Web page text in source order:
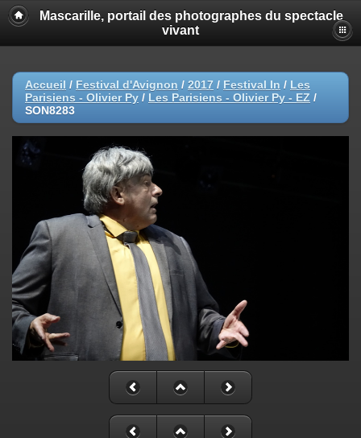
Mascarille, portail des photographes du spectacle
vivant
Accueil / Festival d'Avignon / 2017 / Festival In / Les
Parisiens - Olivier Py / Les Parisiens - Olivier Py - EZ /
SON8283